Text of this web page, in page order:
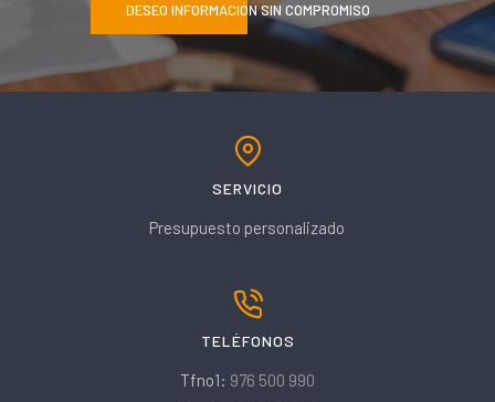
DESEO INFORMACIÓN SIN COMPROMISO
SERVICIO
Presupuesto personalizado
TELÉFONOS
Tfno1: 976 500 990